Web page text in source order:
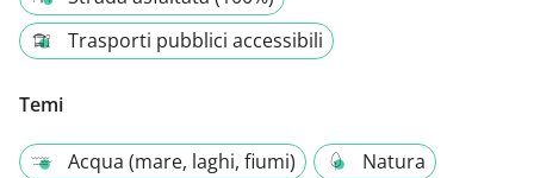
Trasporti pubblici accessibili
Temi
Acqua (mare, laghi, fiumi)
Natura